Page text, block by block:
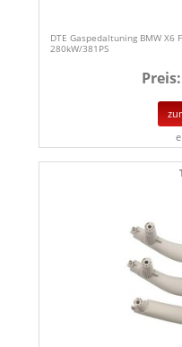
DTE Gaspedaltuning BMW X6
280kW/381PS
Preis: